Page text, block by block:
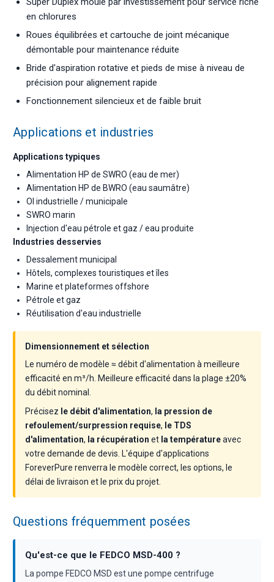
en chlorures
Roues équilibrées et cartouche de joint mécanique
démontable pour maintenance réduite
Bride d'aspiration rotative et pieds de mise à niveau de
précision pour alignement rapide
Fonctionnement silencieux et de faible bruit
Applications et industries
Applications typiques
Alimentation HP de SWRO (eau de mer)
Alimentation HP de BWRO (eau saumâtre)
OI industrielle / municipale
SWRO marin
Injection d'eau pétrole et gaz / eau produite
Industries desservies
Dessalement municipal
Hôtels, complexes touristiques et îles
Marine et plateformes offshore
Pétrole et gaz
Réutilisation d'eau industrielle
Dimensionnement et sélection
Le numéro de modèle ≈ débit d'alimentation à meilleure
efficacité en m³/h. Meilleure efficacité dans la plage ±20%
du débit nominal.
Précisez le débit d'alimentation, la pression de
refoulement/surpression requise, le TDS
d'alimentation, la récupération et la températureavec
votre demande de devis. L'équipe d'applications
ForeverPure renverra le modèle correct, les options, le
délai de livraison et le prix du projet.
Questions fréquemment posées
Qu'est-ce que le FEDCO MSD-400 ?
La pompe FEDCO MSD est une pompe centrifuge